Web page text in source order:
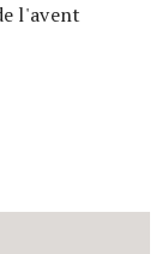
l'avent